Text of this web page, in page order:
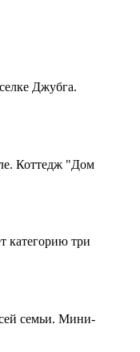
Джубга.
Коттедж "Дом
категорию три
семьи. Мини-